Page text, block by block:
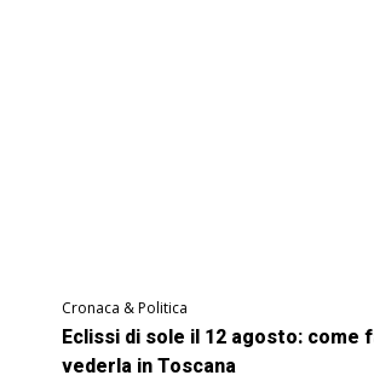
Cronaca & Politica
Eclissi di sole il 12 agosto: come
vederla in Toscana